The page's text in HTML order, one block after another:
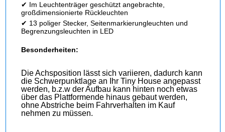
✔ Im Leuchtenträger geschützt angebrachte,
großdimensionierte Rückleuchten
✔ 13 poliger Stecker, Seitenmarkierungleuchten und
Begrenzungsleuchten in LED
Besonderheiten:
Die Achsposition lässt sich variieren, dadurch kann
die Schwerpunktlage an Ihr Tiny House angepasst
werden, b.z.w der Aufbau kann hinten noch etwas
über das Plattformende hinaus gebaut werden,
ohne Abstriche beim Fahrverhalten im Kauf
nehmen zu müssen.